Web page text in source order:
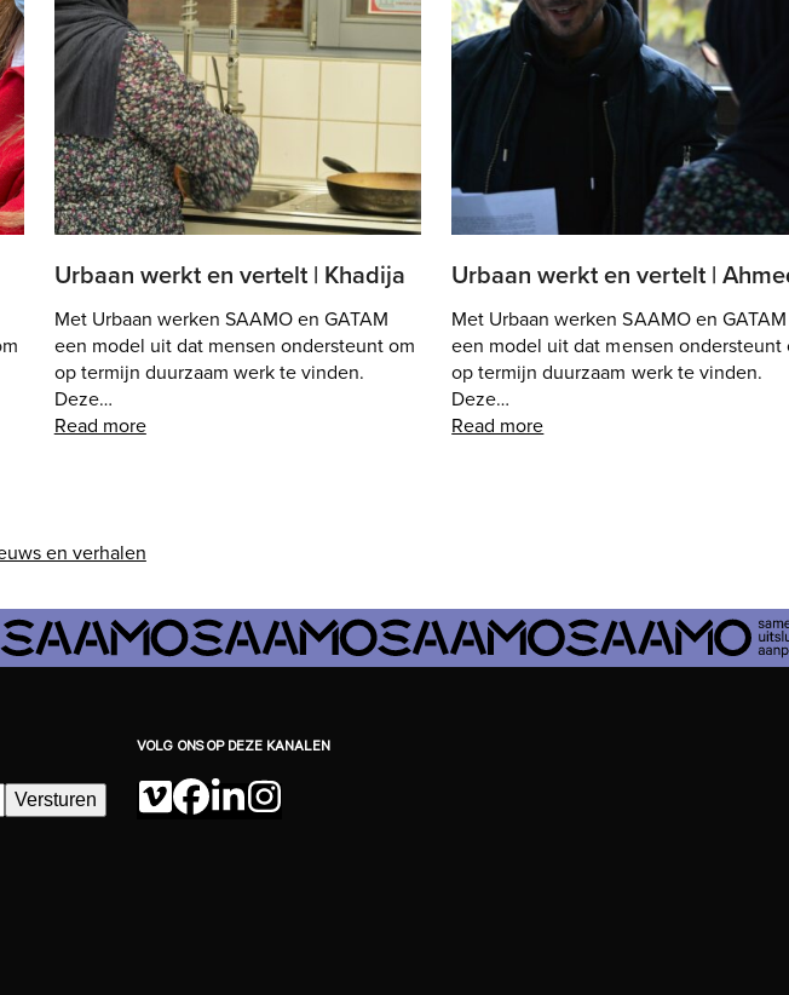
Urbaan werkt en vertelt | Khadija
Met Urbaan werken SAAMO en GATAM
een model uit dat mensen ondersteunt om
op termijn duurzaam werk te vinden.
Deze…
Read more
Urbaan werkt en vertelt |
Met Urbaan werken SAAMO en GATAM
een model uit dat mensen ondersteunt
op termijn duurzaam werk te vinden.
Deze…
Read more
en verhalen
Versturen
VOLG ONS OP DEZE KANALEN
Vimeo
Facebook
LinkedIn
Instagram